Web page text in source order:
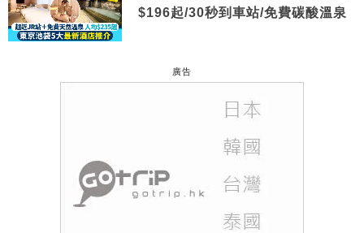
$196起/30秒到車站/免費碳酸溫泉
廣告